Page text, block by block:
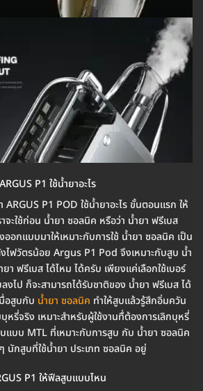
ARGUS P1 ใช้น้ำยาอะไร
P1 POD ใช้น้ำยาอะไร ขั้นตอนแรก ให้
าจะใช้ก่อน น้ำยา ซอลนิค หรือว่า น้ำยา ฟรีเบส
อกแบบมาให้เหมาะกับการใช้ น้ำยา ซอลนิค เป็น
ไฟวัตรน้อย Argus P1 Pod จึงเหมาะกับสูบ น้ำ
า ฟรีเบส ได้ไหม ได้ครับ เพียงแค่เลือกใช้เบอร์
ไป ก็จะสามารถได้รับชาติของ น้ำยา ฟรีเบส ได้
อสูบกับ น้ำยา ซอลนิค ทำให้สูบแล้วรู้สึกอิ่มควัน
รี่จริง เหมาะสำหรับผู้ใช้งานทื่ต้องการเลิกบุหรี่
แบบ MTL ที่เหมาะกับการสูบ กับ น้ำยา ซอลนิค
นักสูบที่ใช้น้ำยา ประเภท ซอลนิค อยู่
P1 ให้ฟีลสูบแบบไหน